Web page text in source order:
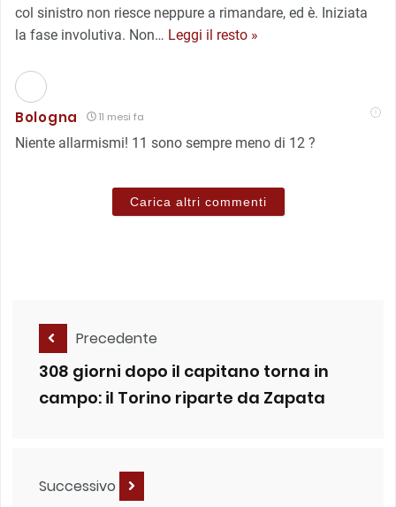
col sinistro non riesce neppure a rimandare, ed è. Iniziata
la fase involutiva. Non… Leggi il resto »
Bologna 11 mesi fa
Niente allarmismi! 11 sono sempre meno di 12 ?
Carica altri commenti
Precedente
308 giorni dopo il capitano torna in
campo: il Torino riparte da Zapata
Successivo